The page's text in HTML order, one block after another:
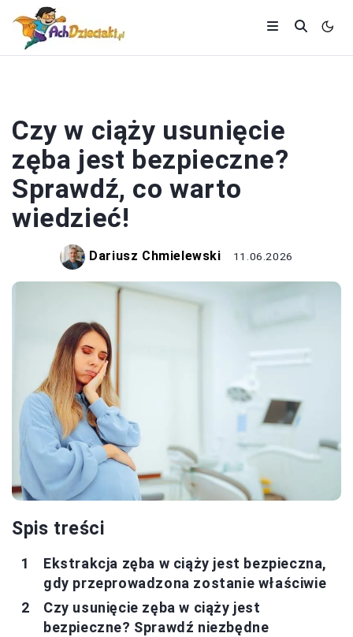
Czy w ciąży usunięcie
zęba jest bezpieczne?
Sprawdź, co warto
wiedzieć!
Dariusz Chmielewski 11.06.2026
Spis treści
Ekstrakcja zęba w ciąży jest bezpieczna,
gdy przeprowadzona zostanie właściwie
Czy usunięcie zęba w ciąży jest
bezpieczne? Sprawdź niezbędne